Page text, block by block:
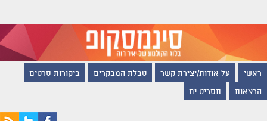
ראשי על אודות/יצירת קשר טבלת המבקרים ביקורות סרטים
הרצאות תסריט.ים